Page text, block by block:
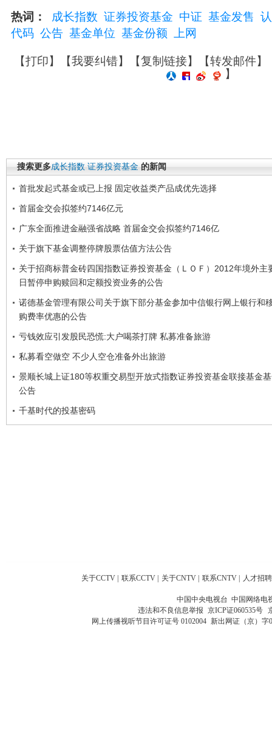
热词： 成长指数 证券投资基金 中证 基金发售
代码 公告 基金单位 基金份额 上网
【打印】【我要纠错】【复制链接】【转发邮件】
】
搜索更多成长指数 证券投资基金 的新闻
首批发起式基金或已上报 固定收益类产品成优先选择
首届金交会拟签约7146亿元
广东全面推进金融强省战略 首届金交会拟签约7146亿
关于旗下基金调整停牌股票估值方法公告
关于招商标普金砖四国指数证券投资基金（ＬＯＦ）2012年境外主
日暂停申购赎回和定额投资业务的公告
诺德基金管理有限公司关于旗下部分基金参加中信银行网上银行和
购费率优惠的公告
亏钱效应引发股民恐慌:大户喝茶打牌 私募准备旅游
私募看空做空 不少人空仓准备外出旅游
景顺长城上证180等权重交易型开放式指数证券投资基金联接基金
公告
千基时代的投基密码
关于CCTV 联系CCTV 关于CNTV 联系CNTV 人才招聘
中国中央电视台 中国网络电
违法和不良信息举报 京ICP证060535号
网上传播视听节目许可证号 0102004 新出网证（京）